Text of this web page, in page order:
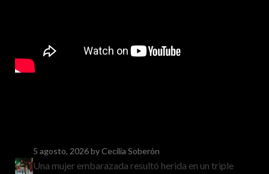
5 agosto, 2026by Cecilia Soberón
Una mujer embarazada resultó herida en un triple